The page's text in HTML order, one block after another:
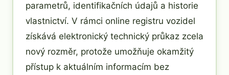
parametrů, identifikačních údajů a historie
vlastnictví. V rámci online registru vozidel
získává elektronický technický průkaz zcela
nový rozměr, protože umožňuje okamžitý
přístup k aktuálním informacím bez